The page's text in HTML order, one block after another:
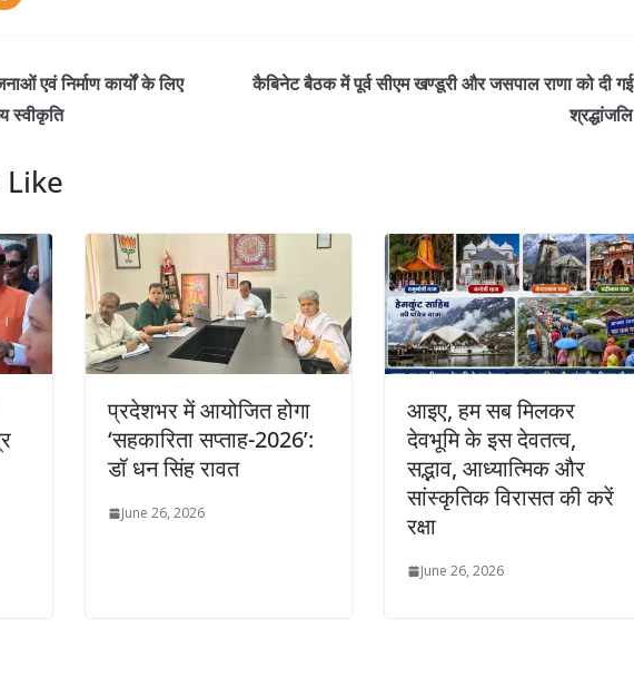
एवं निर्माण कार्यों के लिए
स्वीकृति
कैबिनेट बैठक में पूर्व सीएम खण्डूरी और जसपाल राणा को दी गई
श्रद्धांजलि
प्रदेशभर में आयोजित होगा
‘सहकारिता सप्ताह-2026’:
डॉ धन सिंह रावत
June 26, 2026
आइए, हम सब मिलकर
देवभूमि के इस देवतत्व,
सद्भाव, आध्यात्मिक और
सांस्कृतिक विरासत की करें
रक्षा
June 26, 2026